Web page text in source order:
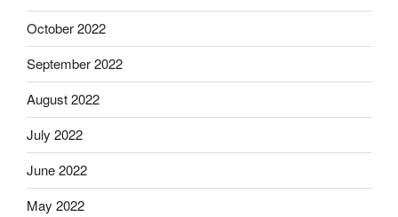
October 2022
September 2022
August 2022
July 2022
June 2022
May 2022